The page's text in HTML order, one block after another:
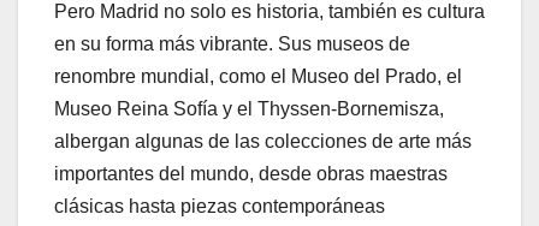
Pero Madrid no solo es historia, también es cultura
en su forma más vibrante. Sus museos de
renombre mundial, como el Museo del Prado, el
Museo Reina Sofía y el Thyssen-Bornemisza,
albergan algunas de las colecciones de arte más
importantes del mundo, desde obras maestras
clásicas hasta piezas contemporáneas